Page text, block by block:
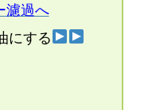
過へ
にする